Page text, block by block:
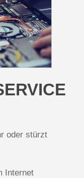
oder stürzt
Internet